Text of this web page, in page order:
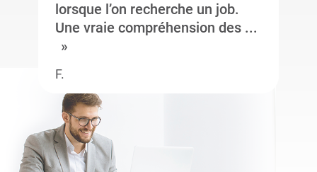
lorsque l’on recherche un job.
Une vraie compréhension des ...
F.